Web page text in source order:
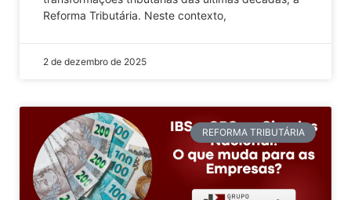
Reforma Tributária. Neste contexto,
2 de dezembro de 2025
REFORMA TRIBUTÁRIA